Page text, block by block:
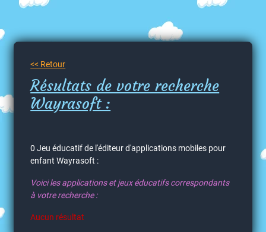
<< Retour
Résultats de votre recherche
Wayrasoft :
0 Jeu éducatif de l'éditeur d'applications mobiles pour
enfant Wayrasoft :
Voici les applications et jeux éducatifs correspondants
à votre recherche :
Aucun résultat